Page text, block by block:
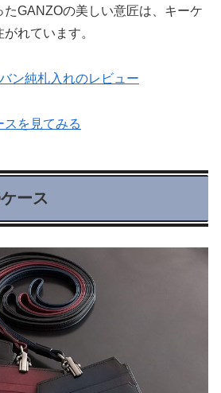
たGANZOの美しい意匠は、キーケ
れています。
ン純札入れのレビュー
スを見てみる
ース